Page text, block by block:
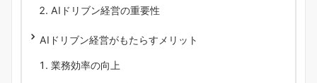
AIドリブン経営の重要性
AIドリブン経営がもたらすメリット
業務効率の向上